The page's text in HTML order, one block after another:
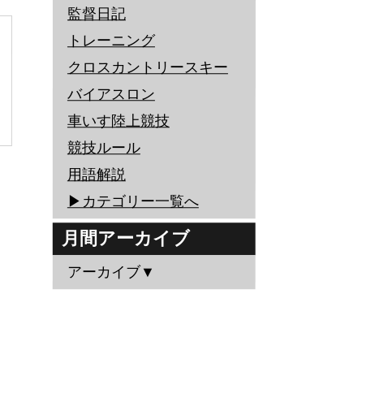
監督日記
トレーニング
クロスカントリースキー
バイアスロン
車いす陸上競技
競技ルール
用語解説
▶︎カテゴリー一覧へ
月間アーカイブ
アーカイブ▼